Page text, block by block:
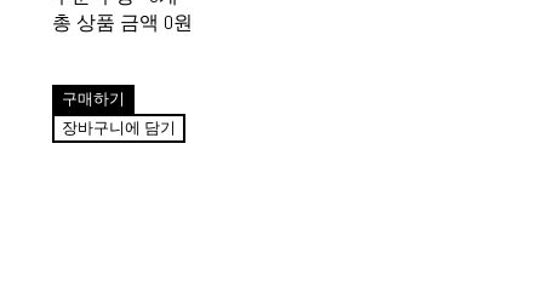
총 상품 금액 0원
구매하기
장바구니에 담기